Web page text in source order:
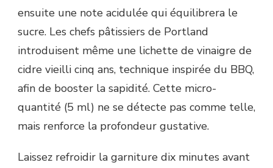
ensuite une note acidulée qui équilibrera le
sucre. Les chefs pâtissiers de Portland
introduisent même une lichette de vinaigre de
cidre vieilli cinq ans, technique inspirée du BBQ,
afin de booster la sapidité. Cette micro-
quantité (5 ml) ne se détecte pas comme telle,
mais renforce la profondeur gustative.
Laissez refroidir la garniture dix minutes avant